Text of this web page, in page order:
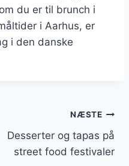
du er til brunch i
i Aarhus, er
i den danske
NÆSTE
Desserter og tapas på
street food festivaler